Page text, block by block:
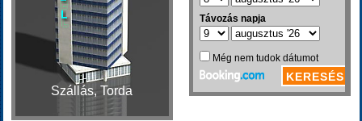
Szállás, Torda